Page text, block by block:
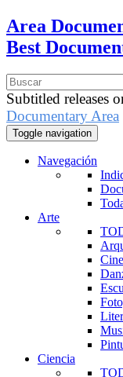
Area
Best
Subtitled releases
Documentary Area
Toggle navigation
Navegación
Arte
Ciencia